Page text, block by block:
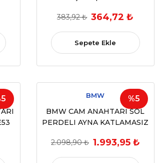
383,92 ₺ 364,72 ₺
Sepete Ekle
%5
BMW
BMW CAM ANAHTARI SOL
PERDELI AYNA KATLAMASIZ
61316951914)
2.098,90 ₺ 1.993,95 ₺